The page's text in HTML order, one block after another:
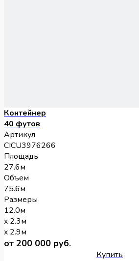
Контейнер
40 футов
Артикул
CICU3976266
Площадь
27.6м
Объем
75.6м
Размеры
12.0м
x 2.3м
x 2.9м
от 200 000 руб.
Купить